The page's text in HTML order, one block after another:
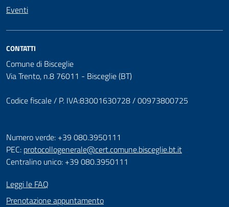
Eventi
CONTATTI
Comune di Bisceglie
Via Trento, n.8 76011 - Bisceglie (BT)
Codice fiscale / P. IVA:83001630728 / 00973800725
Numero verde: +39 080.3950111
PEC: protocollogenerale@cert.comune.bisceglie.bt.it
Centralino unico: +39 080.3950111
Leggi le FAQ
Prenotazione appuntamento